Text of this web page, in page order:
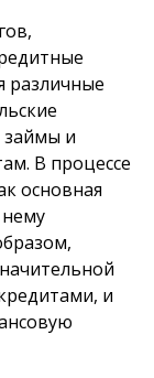
различные
займы и
В процессе
основная
и